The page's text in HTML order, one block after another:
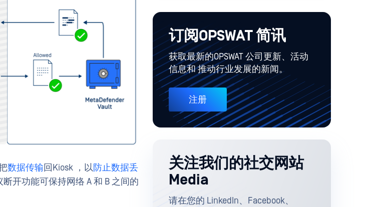
数据传输回Kiosk ，以防止数据丢
开功能可保持网络 A 和 B 之间的
订阅OPSWAT 简讯
获取最新的OPSWAT 公司更新、活动
信息和 推动行业发展的新闻。
注册
关注我们的社交网站
Media
请在您的 LinkedIn、Facebook、